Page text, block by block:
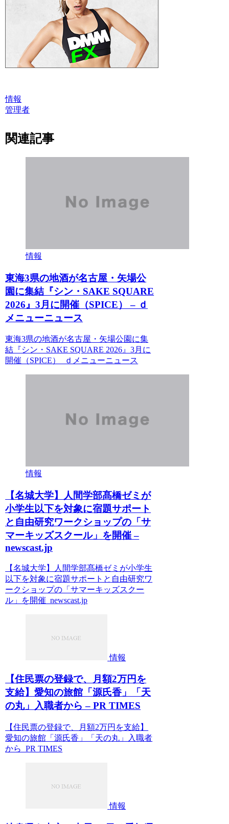
情報
管理者
関連記事
情報
東海3県の地酒が名古屋・矢場公
園に集結『シン・SAKE SQUARE
2026』3月に開催（SPICE） – ｄ
メニューニュース
東海3県の地酒が名古屋・矢場公園に集
結『シン・SAKE SQUARE 2026』3月に
開催（SPICE） ｄメニューニュース
情報
【名城大学】人間学部髙橋ゼミが
小学生以下を対象に宿題サポート
と自由研究ワークショップの「サ
マーキッズスクール」を開催 –
newscast.jp
【名城大学】人間学部髙橋ゼミが小学生
以下を対象に宿題サポートと自由研究ワ
ークショップの「サマーキッズスクー
ル」を開催 newscast.jp
情報
【住民票の登録で、月額2万円を
支給】愛知の旅館「源氏香」「天
の丸」入職者から – PR TIMES
【住民票の登録で、月額2万円を支給】
愛知の旅館「源氏香」「天の丸」入職者
から PR TIMES
情報